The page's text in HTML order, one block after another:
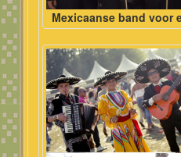
Mexicaanse band voor